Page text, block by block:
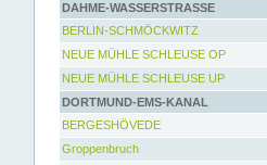
DAHME-WASSERSTRASSE
BERLIN-SCHMÖCKWITZ
NEUE MÜHLE SCHLEUSE OP
NEUE MÜHLE SCHLEUSE UP
DORTMUND-EMS-KANAL
BERGESHÖVEDE
Groppenbruch